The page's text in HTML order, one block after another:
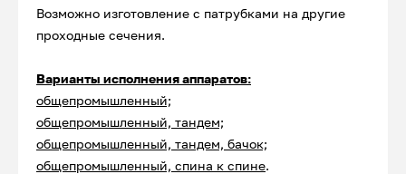
Возможно изготовление с патрубками на другие
проходные сечения.
Варианты исполнения аппаратов:
общепромышленный;
общепромышленный, тандем;
общепромышленный, тандем, бачок;
общепромышленный, спина к спине.